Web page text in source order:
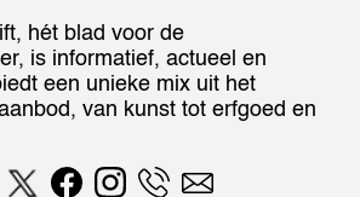
hét blad voor de
is informatief, actueel en
een unieke mix uit het
van kunst tot erfgoed en